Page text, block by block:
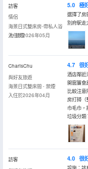
訪客
情侶
海景日式雙床房-帶私人浴
池-禁煙
入住於2026年05月
5.0 極
選擇了房
別府駅走
CharisChu
與好友旅遊
海景日式雙床間 - 禁煙
入住於2026年04月
4.7 很
酒店鄰近
開窗簾會
比較注意
房打掃（
巾毛巾，
垃圾分類
訪客
4.0 很
設施：該